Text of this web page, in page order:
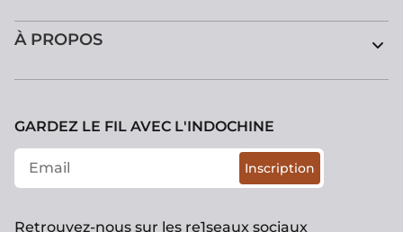
À PROPOS
GARDEZ LE FIL AVEC L'INDOCHINE
Inscription
Retrouvez-nous sur les re1seaux sociaux